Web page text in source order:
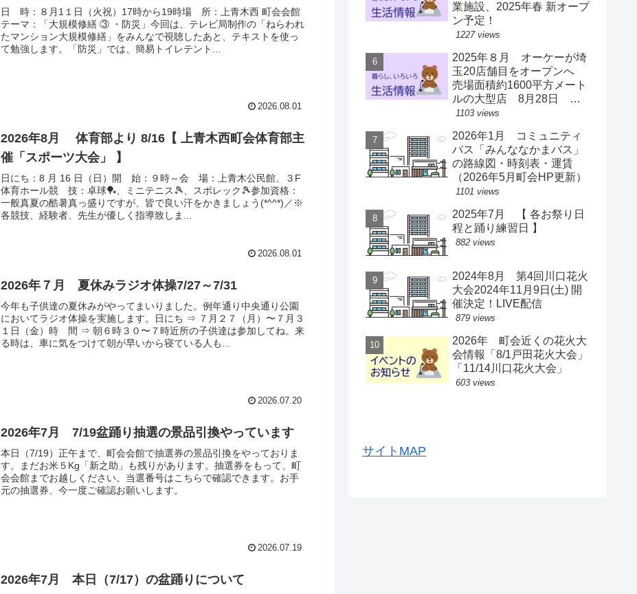
日 時：８月1１日（火祝）17時から19時場 所：上青木西 町会会館
テーマ：「大規模修繕 ③ ・防災」今回は、テレビ局制作の「ねらわれ
たマンション大規模修繕」をみんなで視聴したあと、テキストを使っ
て勉強します。「防災」では、簡易トイレテント...
2026.08.01
2026年8月 体育部より 8/16【 上青木西町会体育部主
催「スポーツ大会」 】
日にち：8 月 16 日（日）開 始：９時～会 場：上青木公民館、３F
体育ホール競 技：卓球🏓、ミニテニス🎾、スポレック🎾参加資格：
一般真夏の酷暑真っ盛りですが、皆で良い汗をかきましょう(*^^*)／※
各競技、経験者、先生が優しく指導致しま...
2026.08.01
2026年７月 夏休みラジオ体操7/27～7/31
今年も子供達の夏休みがやってまいりました。例年通り中央通り公園
においてラジオ体操を実施します。日にち ⇒ ７月２７（月）〜７月３
１日（金）時 間 ⇒ 朝６時３０〜７時近所の子供達は参加してね。来
る時は、車に気をつけて朝が早いから寝ている人も...
2026.07.20
2026年7月 7/19盆踊り抽選の景品引換やっています
本日（7/19）正午まで、町会会館で抽選券の景品引換をやっておりま
す。まだお米５Kg「新之助」も残りがあります。抽選券をもって、町
会会館までお越しください。当選番号はこちらで確認できます。お手
元の抽選券、今一度ご確認お願いします。
2026.07.19
2026年7月 本日（7/17）の盆踊りについて
業施設、2025年春 新オープ
ン予定！
1227 views
2025年８月 オーケーが埼
玉20店舗目をオープンへ
売場面積約1600平方メート
ルの大型店 8月28日 ス
ーパー激戦区に【出店情
1103 views
2026年1月 コミュニティ
バス「みんななかまバス」
の路線図・時刻表・運賃
（2026年5月町会HP更新）
1101 views
2025年7月 【 各お祭り日
程と踊り練習日 】
882 views
2024年8月 第4回川口花火
大会2024年11月9日(土) 開
催決定！LIVE配信
879 views
2026年 町会近くの花火大
会情報「8/1戸田花火大会」
「11/14川口花火大会」
603 views
サイトMAP